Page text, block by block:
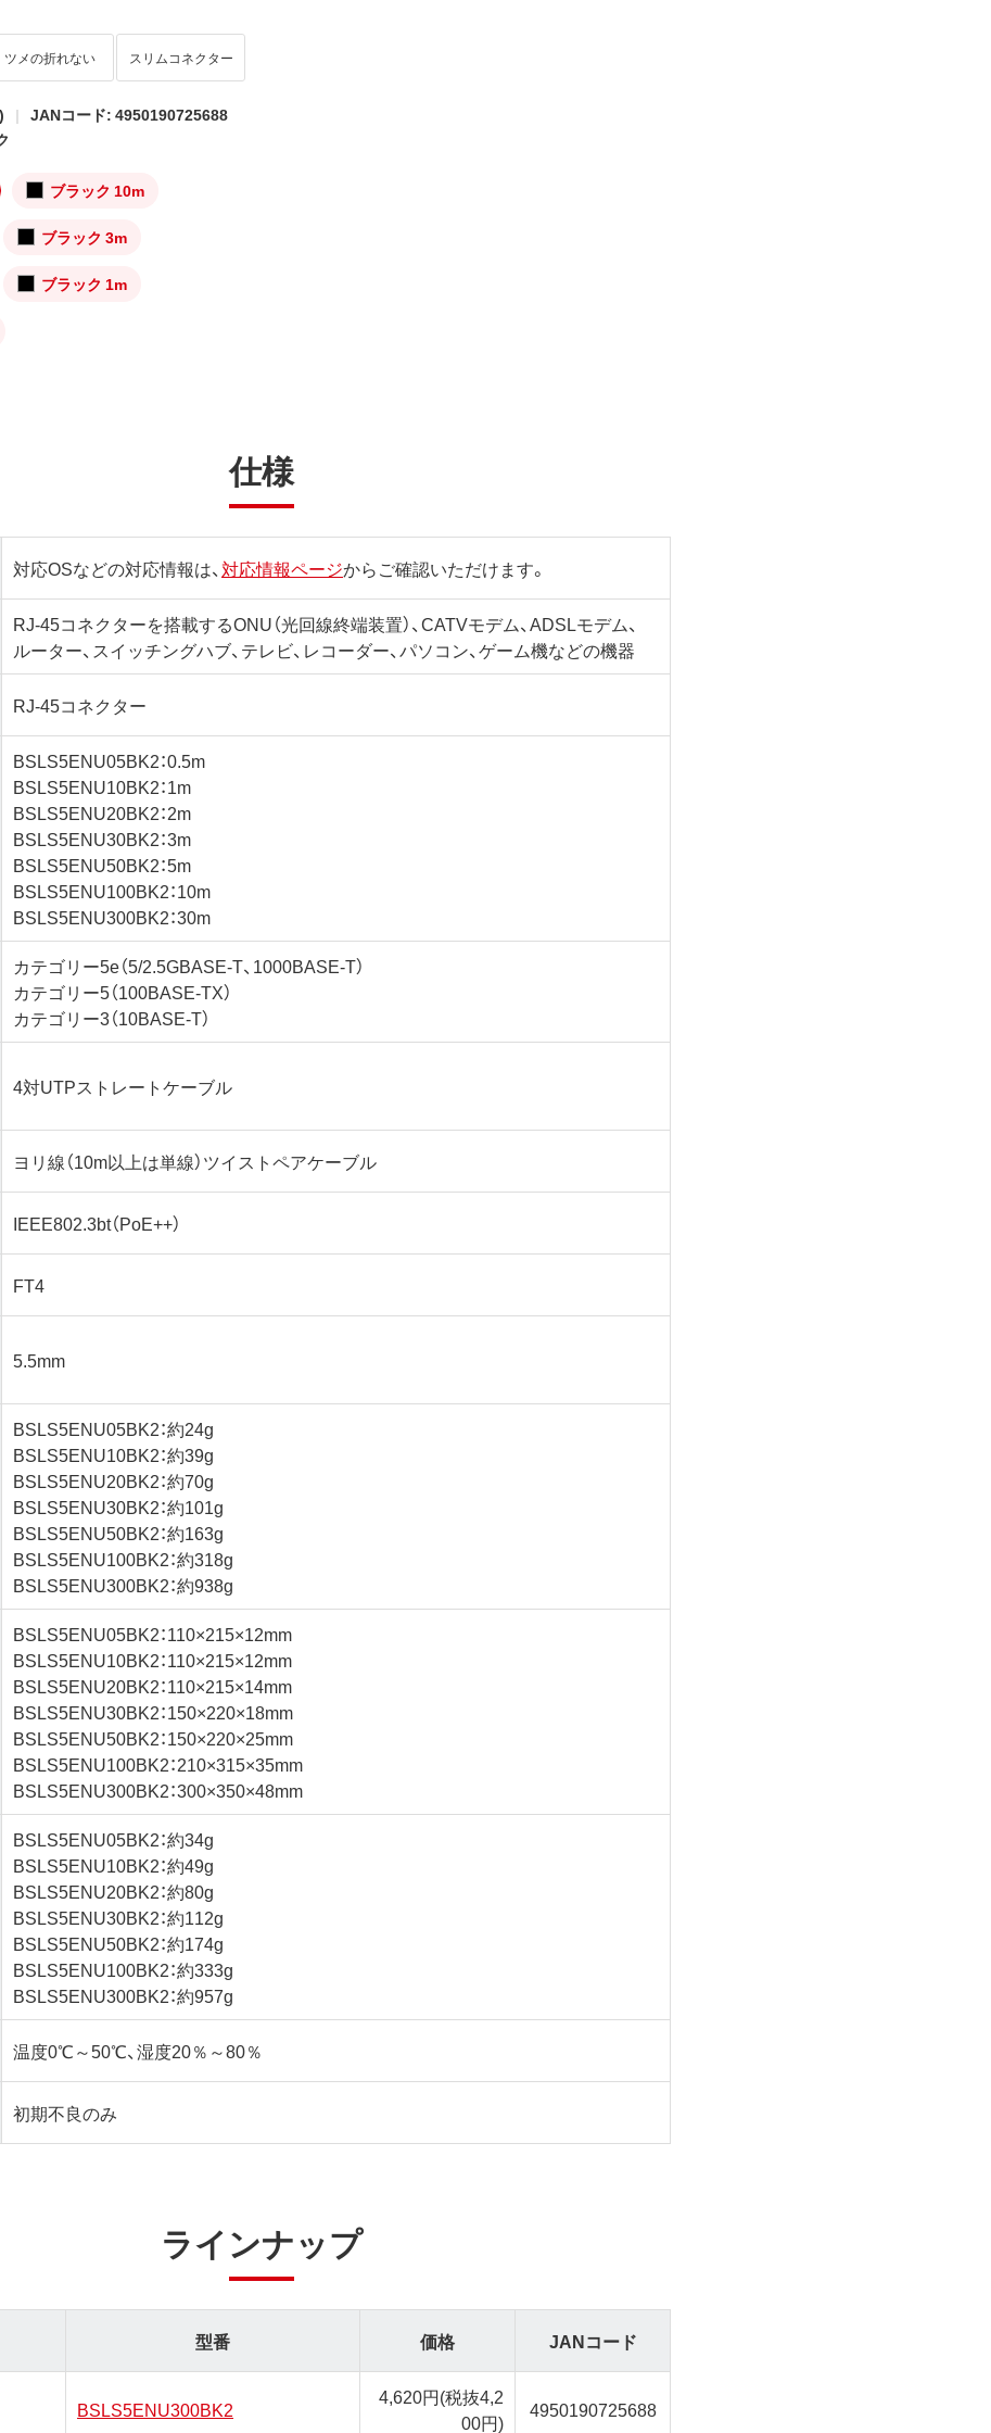
ツメの折れない スリムコネクター
JANコード: 4950190725688
ブラック 10m
ブラック 3m
ブラック 1m
仕様
対応OSなどの対応情報は、対応情報ページからご確認いただけます。
RJ-45コネクターを搭載するONU（光回線終端装置）、CATVモデム、ADSLモデム、
ルーター、スイッチングハブ、テレビ、レコーダー、パソコン、ゲーム機などの機器
RJ-45コネクター
BSLS5ENU05BK2：0.5m
BSLS5ENU10BK2：1m
BSLS5ENU20BK2：2m
BSLS5ENU30BK2：3m
BSLS5ENU50BK2：5m
BSLS5ENU100BK2：10m
BSLS5ENU300BK2：30m
カテゴリー5e（5/2.5GBASE-T、1000BASE-T）
カテゴリー5（100BASE-TX）
カテゴリー3（10BASE-T）
4対UTPストレートケーブル
ヨリ線（10m以上は単線）ツイストペアケーブル
IEEE802.3bt（PoE++）
FT4
5.5mm
BSLS5ENU05BK2：約24g
BSLS5ENU10BK2：約39g
BSLS5ENU20BK2：約70g
BSLS5ENU30BK2：約101g
BSLS5ENU50BK2：約163g
BSLS5ENU100BK2：約318g
BSLS5ENU300BK2：約938g
BSLS5ENU05BK2：110×215×12mm
BSLS5ENU10BK2：110×215×12mm
BSLS5ENU20BK2：110×215×14mm
BSLS5ENU30BK2：150×220×18mm
BSLS5ENU50BK2：150×220×25mm
BSLS5ENU100BK2：210×315×35mm
BSLS5ENU300BK2：300×350×48mm
BSLS5ENU05BK2：約34g
BSLS5ENU10BK2：約49g
BSLS5ENU20BK2：約80g
BSLS5ENU30BK2：約112g
BSLS5ENU50BK2：約174g
BSLS5ENU100BK2：約333g
BSLS5ENU300BK2：約957g
温度0℃～50℃、湿度20％～80％
初期不良のみ
ラインナップ
型番 価格 JANコード
BSLS5ENU300BK2 4,620円(税抜4,2
00円)
4950190725688